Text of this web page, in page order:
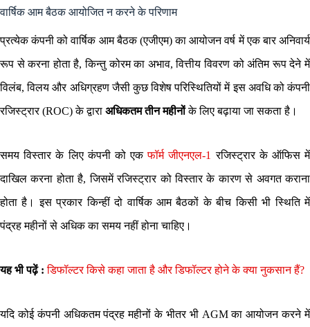
वार्षिक आम बैठक आयोजित न करने के परिणाम
प्रत्येक कंपनी को वार्षिक आम बैठक (एजीएम) का आयोजन वर्ष में एक बार अनिवार्य
रूप से करना होता है, किन्तु कोरम का अभाव, वित्तीय विवरण को अंतिम रूप देने में
विलंब, विलय और अधिग्रहण जैसी कुछ विशेष परिस्थितियों में इस अवधि को कंपनी
रजिस्ट्रार (ROC) के द्वारा अधिकतम तीन महीनोंके लिए बढ़ाया जा सकता है।
समय विस्तार के लिए कंपनी को एकफॉर्म जीएनएल-1 रजिस्ट्रार के ऑफिस में
दाखिल करना होता है, जिसमें रजिस्ट्रार को विस्तार के कारण से अवगत कराना
होता है। इस प्रकार किन्हीं दो वार्षिक आम बैठकों के बीच किसी भी स्थिति में
पंद्रह महीनों से अधिक का समय नहीं होना चाहिए।
यह भी पढ़ें :डिफॉल्टर किसे कहा जाता है और डिफॉल्टर होने के क्या नुकसान हैं?
यदि कोई कंपनी अधिकतम पंद्रह महीनों के भीतर भी AGM का आयोजन करने में